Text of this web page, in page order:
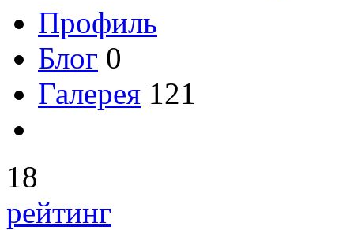
Профиль
Блог 0
Галерея 121
18
рейтинг